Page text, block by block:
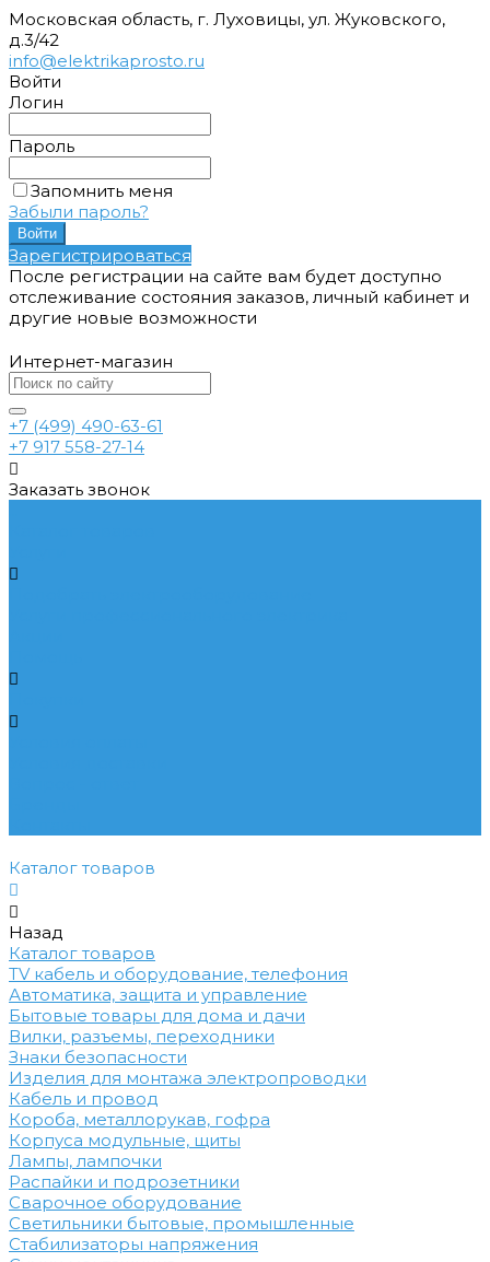
Московская область, г. Луховицы, ул. Жуковского,
д.3/42
info@elektrikaprosto.ru
Войти
Логин
Пароль
Запомнить меня
Забыли пароль?
Зарегистрироваться
После регистрации на сайте вам будет доступно
отслеживание состояния заказов, личный кабинет и
другие новые возможности
Интернет-магазин
+7 (499) 490-63-61
+7 917 558-27-14
Заказать звонок
Каталог товаров
Назад
Каталог товаров
TV кабель и оборудование, телефония
Автоматика, защита и управление
Бытовые товары для дома и дачи
Вилки, разъемы, переходники
Знаки безопасности
Изделия для монтажа электропроводки
Кабель и провод
Короба, металлорукав, гофра
Корпуса модульные, щиты
Лампы, лампочки
Распайки и подрозетники
Сварочное оборудование
Светильники бытовые, промышленные
Стабилизаторы напряжения